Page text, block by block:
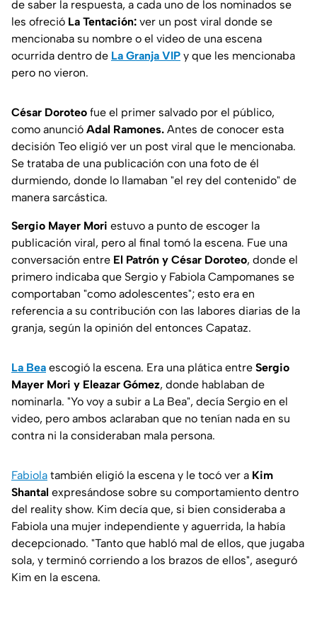
de saber la respuesta, a cada uno de los nominados se
les ofreció La Tentación: ver un post viral donde se
mencionaba su nombre o el video de una escena
ocurrida dentro de La Granja VIP y que les mencionaba
pero no vieron.
César Doroteo fue el primer salvado por el público,
como anunció Adal Ramones. Antes de conocer esta
decisión Teo eligió ver un post viral que le mencionaba.
Se trataba de una publicación con una foto de él
durmiendo, donde lo llamaban "el rey del contenido" de
manera sarcástica.
Sergio Mayer Mori estuvo a punto de escoger la
publicación viral, pero al final tomó la escena. Fue una
conversación entre El Patrón y César Doroteo, donde el
primero indicaba que Sergio y Fabiola Campomanes se
comportaban "como adolescentes"; esto era en
referencia a su contribución con las labores diarias de la
granja, según la opinión del entonces Capataz.
La Bea escogió la escena. Era una plática entre Sergio
Mayer Mori y Eleazar Gómez, donde hablaban de
nominarla. "Yo voy a subir a La Bea", decía Sergio en el
video, pero ambos aclaraban que no tenían nada en su
contra ni la consideraban mala persona.
Fabiola también eligió la escena y le tocó ver a Kim
Shantal expresándose sobre su comportamiento dentro
del reality show. Kim decía que, si bien consideraba a
Fabiola una mujer independiente y aguerrida, la había
decepcionado. "Tanto que habló mal de ellos, que jugaba
sola, y terminó corriendo a los brazos de ellos", aseguró
Kim en la escena.